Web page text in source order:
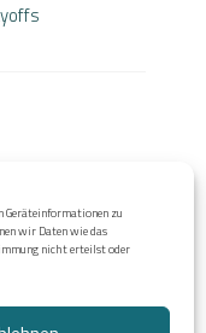
Geräteinformationen zu
wir Daten wie das
nicht erteilst oder